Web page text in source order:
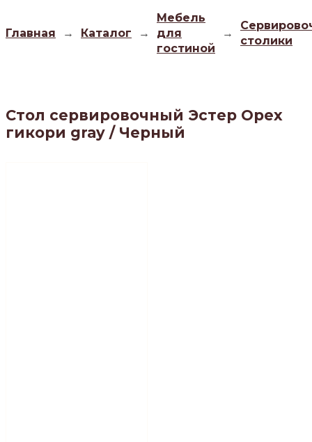
Главная → Каталог →
Мебель
для
гостиной
→
столики
Стол сервировочный Эстер Орех
гикори gray / Черный